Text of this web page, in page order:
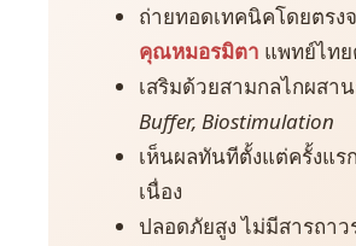
ถ่ายทอดเทคนิคโดยตรง
คุณหมอรมิตา แพทย์ไท
เสริมด้วยสามกลไกผสา
Buffer, Biostimulation
เห็นผลทันทีตั้งแต่ครั้งแ
เนื่อง
ปลอดภัยสูง ไม่มีสารถา